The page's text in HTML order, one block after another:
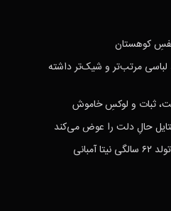
نفسِ کوهستان
لباسی مرتب‌تر و شیک‌تر داشته
ثبات و لوکسِ خاموش
حالِ دلت را عوض می‌کند